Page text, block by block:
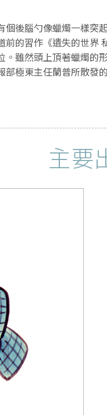
個後腦勺像蠟燭一樣突
前的習作《遺失的世界
。雖然頭上頂著蠟燭的
部極東主任蘭普所散發
主要